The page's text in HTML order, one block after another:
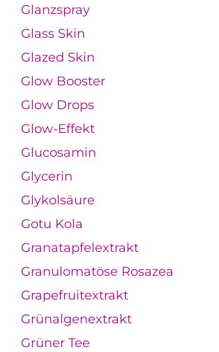
Glanzspray
Glass Skin
Glazed Skin
Glow Booster
Glow Drops
Glow-Effekt
Glucosamin
Glycerin
Glykolsäure
Gotu Kola
Granatapfelextrakt
Granulomatöse Rosazea
Grapefruitextrakt
Grünalgenextrakt
Grüner Tee